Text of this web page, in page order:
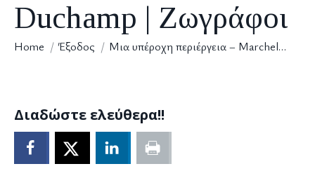
Duchamp | Ζωγράφοι
You are here:
Home Έξοδος Μια υπέροχη περιέργεια – Marchel…
Διαδώστε ελεύθερα!!